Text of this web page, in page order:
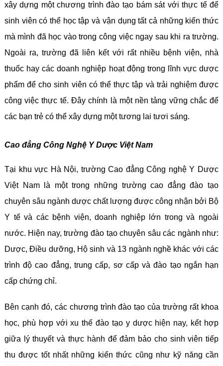
xây dựng một chương trình đào tạo bám sát với thực tế để
sinh viên có thể học tập và vận dụng tất cả những kiến thức
mà mình đã học vào trong công việc ngay sau khi ra trường.
Ngoài ra, trường đã liên kết với rất nhiều bệnh viện, nhà
thuốc hay các doanh nghiệp hoạt động trong lĩnh vực dược
phẩm để cho sinh viên có thể thực tập và trải nghiệm được
công việc thực tế. Đây chính là một nền tảng vững chắc để
các bạn trẻ có thể xây dựng một tương lai tươi sáng.
Cao đẳng Công Nghệ Y Dược Việt Nam
Tại khu vực Hà Nội, trường Cao đẳng Công nghệ Y Dược
Việt Nam là một trong những trường cao đẳng đào tạo
chuyên sâu ngành dược chất lượng được công nhận bởi Bộ
Y tế và các bệnh viện, doanh nghiệp lớn trong và ngoài
nước. Hiện nay, trường đào tạo chuyên sâu các ngành như:
Dược, Điều dưỡng, Hộ sinh và 13 ngành nghề khác với các
trình độ cao đẳng, trung cấp, sơ cấp và đào tạo ngắn hạn
cấp chứng chỉ.
Bên cạnh đó, các chương trình đào tạo của trường rất khoa
học, phù hợp với xu thế đào tạo y dược hiện nay, kết hợp
giữa lý thuyết và thực hành để đảm bảo cho sinh viên tiếp
thu được tốt nhất những kiến thức cũng như kỹ năng cần